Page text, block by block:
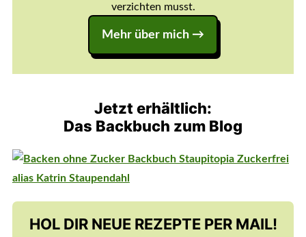
verzichten musst.
Mehr über mich →
Jetzt erhältlich:
Das Backbuch zum Blog
HOL DIR NEUE REZEPTE PER MAIL!